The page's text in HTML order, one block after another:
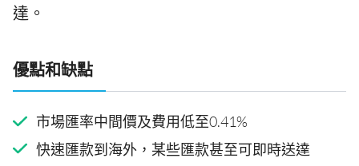
達。
優點和缺點
市場匯率中間價及費用低至0.41%
快速匯款到海外，某些匯款甚至可即時送達